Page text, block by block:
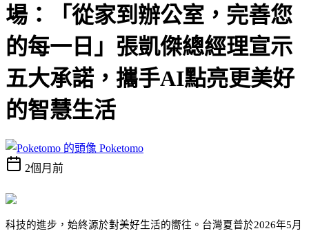
場：「從家到辦公室，完善您
的每一日」張凱傑總經理宣示
五大承諾，攜手AI點亮更美好
的智慧生活
Poketomo
2個月前
科技的進步，始終源於對美好生活的嚮往。台灣夏普於2026年5月